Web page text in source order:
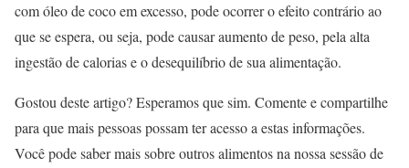
com óleo de coco em excesso, pode ocorrer o efeito contrário ao
que se espera, ou seja, pode causar aumento de peso, pela alta
ingestão de calorias e o desequilíbrio de sua alimentação.
Gostou deste artigo? Esperamos que sim. Comente e compartilhe
para que mais pessoas possam ter acesso a estas informações.
Você pode saber mais sobre outros alimentos na nossa sessão de